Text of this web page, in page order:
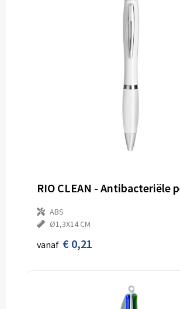
RIO CLEAN - Antibacteriële
ABS
Ø1,3X14 CM
vanaf € 0,21